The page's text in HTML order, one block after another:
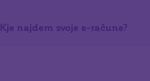
Kje najdem svoje e-račune?